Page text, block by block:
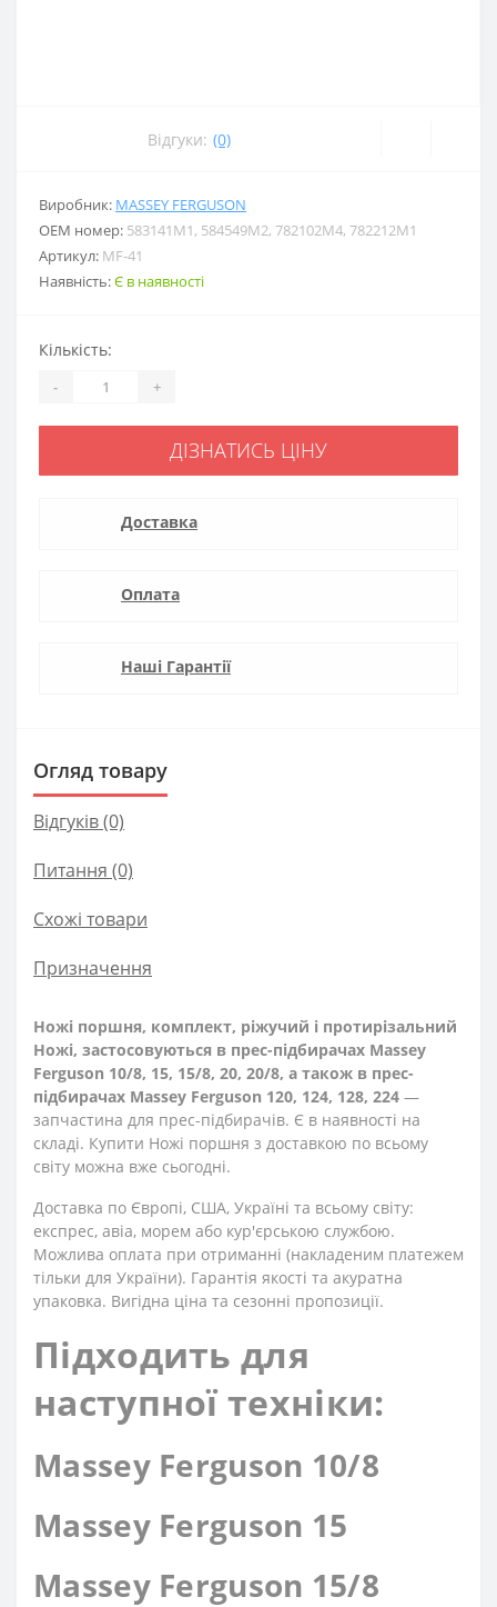
Відгуки: (0)
Виробник: MASSEY FERGUSON
ОЕМ номер: 583141M1, 584549M2, 782102M4, 782212M1
Артикул: MF-41
Наявність:Є в наявності
Кількість:
- +
ДІЗНАТИСЬ ЦІНУ
Доставка
Оплата
Наші Гарантії
Огляд товару
Відгуків (0)
Питання (0)
Схожі товари
Призначення
Ножі поршня, комплект, ріжучий і протирізальний
Ножі, застосовуються в прес-підбирачах Massey
Ferguson 10/8, 15, 15/8, 20, 20/8, а також в прес-
підбирачах Massey Ferguson 120, 124, 128, 224 —
запчастина для прес-підбирачів. Є в наявності на
складі. Купити Ножі поршня з доставкою по всьому
світу можна вже сьогодні.
Доставка по Європі, США, Україні та всьому світу:
експрес, авіа, морем або кур'єрською службою.
Можлива оплата при отриманні (накладеним платежем
тільки для України). Гарантія якості та акуратна
упаковка. Вигідна ціна та сезонні пропозиції.
Підходить для
наступної техніки:
Massey Ferguson 10/8
Massey Ferguson 15
Massey Ferguson 15/8